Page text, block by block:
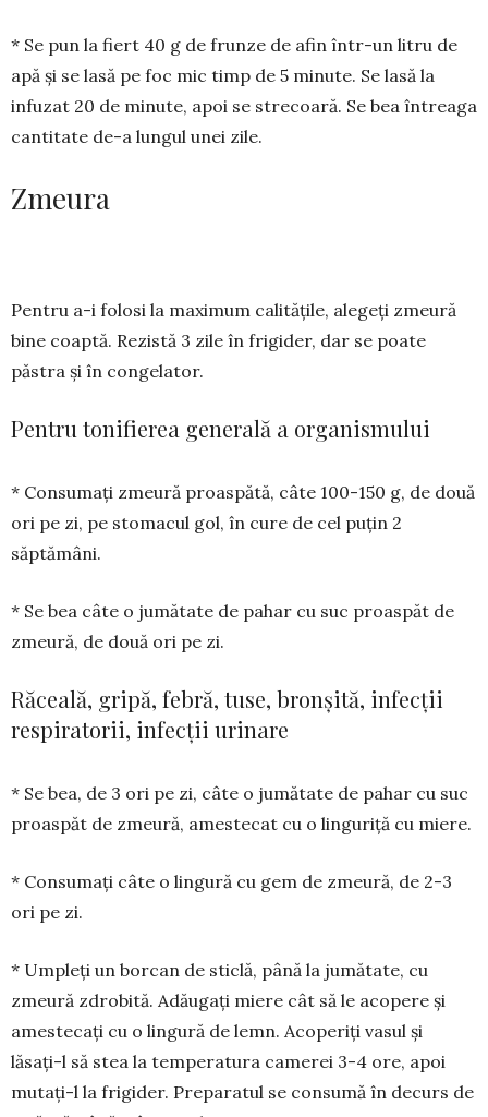
* Se pun la fiert 40 g de frunze de afin într-un litru de
apă și se lasă pe foc mic timp de 5 minute. Se lasă la
infuzat 20 de minute, apoi se strecoară. Se bea întreaga
cantitate de-a lungul unei zile.
Zmeura
Pentru a-i folosi la maximum calitățile, alegeți zmeură
bine coaptă. Rezistă 3 zile în frigider, dar se poate
păstra și în congelator.
Pentru tonifierea generală a organismului
* Consumați zmeură proaspătă, câte 100-150 g, de două
ori pe zi, pe stomacul gol, în cure de cel puțin 2
săptămâni.
* Se bea câte o jumătate de pahar cu suc proaspăt de
zmeură, de două ori pe zi.
Răceală, gripă, febră, tuse, bronșită, infecții
respiratorii, infecții urinare
* Se bea, de 3 ori pe zi, câte o jumătate de pahar cu suc
proaspăt de zmeură, ames­te­cat cu o linguriță cu miere.
* Consumați câte o lingură cu gem de zmeură, de 2-3
ori pe zi.
* Umpleți un borcan de sticlă, până la jumătate, cu
zmeură zdrobită. Adăugați miere cât să le acopere și
amestecați cu o lingură de lemn. Acoperiți vasul și
lăsați-l să stea la temperatura camerei 3-4 ore, apoi
mutați-l la frigider. Preparatul se consumă în decurs de